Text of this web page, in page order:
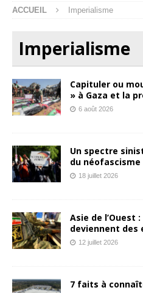
ACCUEIL Imperialisme
Imperialisme
Capituler ou
» à Gaza et la
6 août 2026
Un spectre
du néofascisme
18 juillet 2026
Asie de l’Ouest
deviennent des
12 juillet 2026
7 faits à